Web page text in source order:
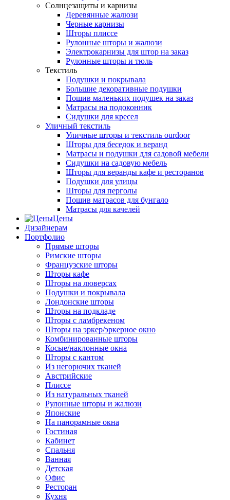
Солнцезащиты и карнизы
Деревянные жалюзи
Черные карнизы
Шторы плиссе
Рулонные шторы и жалюзи
Электрокарнизы для штор на заказ
Рулонные шторы и тюль
Текстиль
Подушки и покрывала
Большие декоративные подушки
Пошив маленьких подушек на заказ
Матрасы на подоконник
Сидушки для кресел
Уличный текстиль
Уличные шторы и текстиль ourdoor
Шторы для беседок и веранд
Матрасы и подушки для садовой мебели
Сидушки на садовую мебель
Шторы для веранды кафе и ресторанов
Подушки для улицы
Шторы для перголы
Пошив матрасов для бунгало
Матрасы для качелей
Цены
Дизайнерам
Портфолио
Прямые шторы
Римские шторы
Французские шторы
Шторы кафе
Шторы на люверсах
Подушки и покрывала
Лондонские шторы
Шторы на подкладе
Шторы с ламбрекеном
Шторы на эркер/эркерное окно
Комбинированные шторы
Косые/наклонные окна
Шторы с кантом
Из негорючих тканей
Австрийские
Плиссе
Из натуральных тканей
Рулонные шторы и жалюзи
Японские
На панорамные окна
Гостиная
Кабинет
Спальня
Ванная
Детская
Офис
Ресторан
Кухня